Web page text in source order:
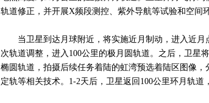
轨道修正，并开展X频段测控、紫外导航等试验和空间
当卫星到达月球附近，将实施近月制动，进入近月
次轨道调整，进入100公里的极月圆轨道。之后，卫星
椭圆轨道，拍摄后续任务着陆的虹湾预选着陆区图像，
定轨等相关技术。1-2天后，卫星返回100公里环月轨道